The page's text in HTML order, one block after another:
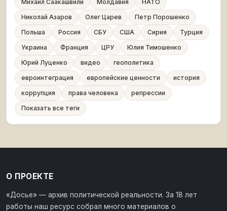
Михаил Саакашвили
Молдавия
НАТО
Николай Азаров
Олег Царев
Петр Порошенко
Польша
Россия СБУ США Сирия
Турция
Украина
Франция ЦРУ
Юлия Тимошенко
Юрий Луценко
видео
геополитика
евроинтеграция
европейские ценности
история
коррупция
права человека
репрессии
Показать все теги
О ПРОЕКТЕ
«Досье» — архив политической реальности. За 18 лет
работы наш ресурс собрал много материалов о